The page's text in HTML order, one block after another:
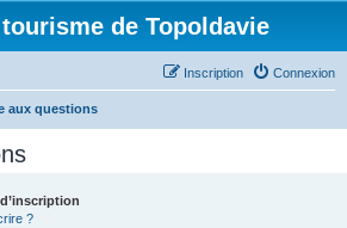
de Topoldavie
Connexion
Inscription
aux questions
?